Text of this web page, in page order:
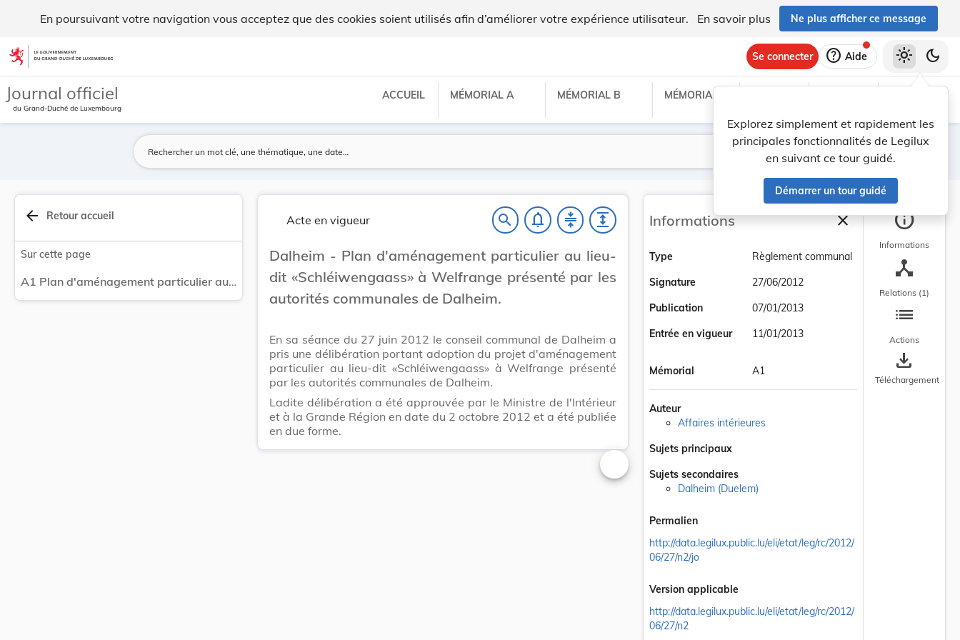
En poursuivant votre navigation vous acceptez que des cookies soient utilisés afin d’améliorer votre expérience utilisateur. En savoir plus Ne plus afficher ce message
Aller au contenu
Se connecter help Aide
Explorez simplement et rapidement les
principales fonctionnalités de Legilux
en suivant ce tour guidé.
Démarrer un tour guidé
light_mode dark_mode
Journal officiel
du Grand-Duché de Luxembourg
ACCUEIL MÉMORIAL A MÉMORIAL B MÉMORIAL C
Lancer la recherche
Filtres
arrow_back Retour accueil
Sur cette page
A1 Plan d'aménagement particulier au lieu-dit «Schléiwengaass» à Welfrange présenté par les autorités communales de Dalheim.
Acte en vigueur search notifications_none compress expand
Dalheim - Plan d'aménagement particulier au lieu-
dit «Schléiwengaass» à Welfrange présenté par les
autorités communales de Dalheim.
En sa séance du 27 juin 2012 le conseil communal de Dalheim a
pris une délibération portant adoption du projet d'aménagement
particulier au lieu-dit «Schléiwengaass» à Welfrange présenté
par les autorités communales de Dalheim.
Ladite délibération a été approuvée par le Ministre de l'Intérieur
et à la Grande Région en date du 2 octobre 2012 et a été publiée
en due forme.
Changer la taille du texte
Informations closeFermer la barre
Type
Règlement communal
Signature
27/06/2012
Publication
07/01/2013
Entrée en vigueur
11/01/2013
Mémorial A1
Auteur
Affaires intérieures
Sujets principaux
Sujets secondaires
Dalheim (Duelem)
Permalien
http://data.legilux.public.lu/eli/etat/leg/rc/2012/
06/27/n2/jo
Version applicable
http://data.legilux.public.lu/eli/etat/leg/rc/2012/
06/27/n2
info
Informations
device_hub
Relations (1)
list
Actions
save_alt
Téléchargement